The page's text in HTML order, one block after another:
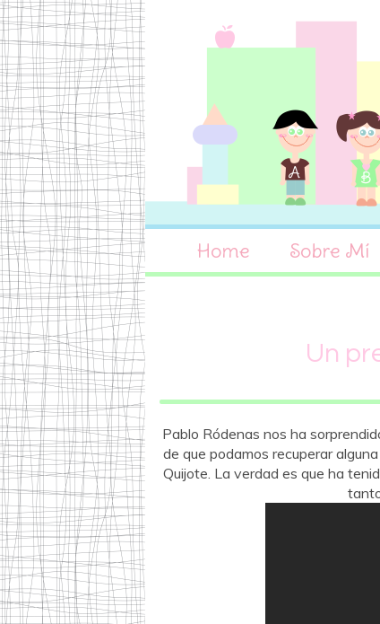
Home Sobre Mí
Un
Pablo Ródenas nos ha
de que podamos recuperar
Quijote. La verdad es que ha